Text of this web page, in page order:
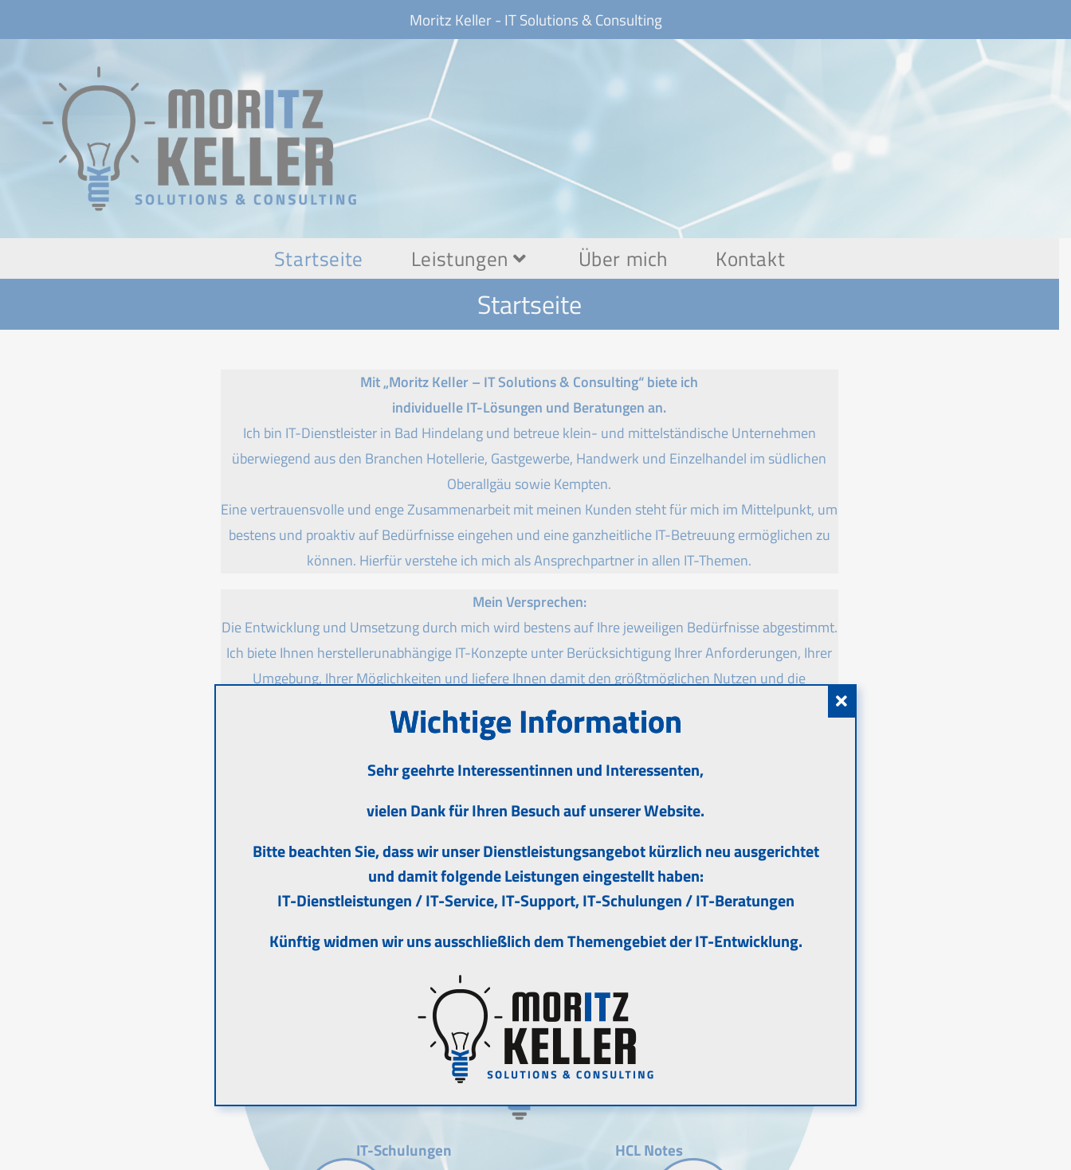
Moritz Keller - IT Solutions & Consulting
Startseite Leistungen Über mich Kontakt
Startseite
Mit „Moritz Keller – IT Solutions & Consulting“ biete ich
individuelle IT-Lösungen und Beratungen an.
Ich bin IT-Dienstleister in Bad Hindelang und betreue klein- und mittelständische Unternehmen
überwiegend aus den Branchen Hotellerie, Gastgewerbe, Handwerk und Einzelhandel im südlichen
Oberallgäu sowie Kempten.
Eine vertrauensvolle und enge Zusammenarbeit mit meinen Kunden steht für mich im Mittelpunkt, um
bestens und proaktiv auf Bedürfnisse eingehen und eine ganzheitliche IT-Betreuung ermöglichen zu
können. Hierfür verstehe ich mich als Ansprechpartner in allen IT-Themen.
Mein Versprechen:
Die Entwicklung und Umsetzung durch mich wird bestens auf Ihre jeweiligen Bedürfnisse abgestimmt.
Ich biete Ihnen herstellerunabhängige IT-Konzepte unter Berücksichtigung Ihrer Anforderungen, Ihrer
Umgebung, Ihrer Möglichkeiten und liefere Ihnen damit den größtmöglichen Nutzen und die
IT-Support
IT-Schulungen
IT-Dienstleistungen
IT-Entwicklung
HCL Notes
Wichtige Information
Sehr geehrte Interessentinnen und Interessenten,
vielen Dank für Ihren Besuch auf unserer Website.
Bitte beachten Sie, dass wir unser Dienstleistungsangebot kürzlich neu ausgerichtet
und damit folgende Leistungen eingestellt haben:
IT-Dienstleistungen / IT-Service, IT-Support, IT-Schulungen / IT-Beratungen
Künftig widmen wir uns ausschließlich dem Themengebiet der IT-Entwicklung.